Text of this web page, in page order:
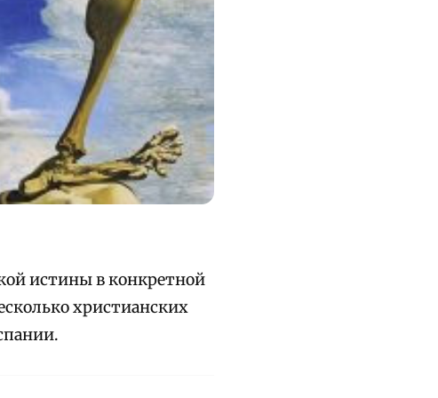
истины в конкретной
христианских